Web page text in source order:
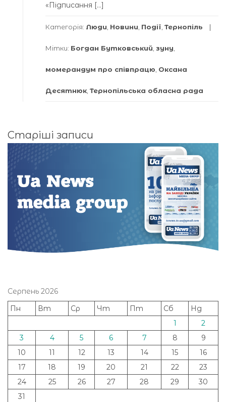
«Підписання […]
Категорія: Люди, Новини, Події, Тернопіль
Мітки: Богдан Бутковський, зуну,
момерандум про співпрацю, Оксана
Десятнюк, Тернопільська обласна рада
Навігація
за
Старіші записи
Серпень 2026
Пн
Вт Ср Чт Пт Сб
Нд
1
2
3
4 5 6 7 8
9
10
11 12 13 14 15
16
17
18 19 20 21 22
23
24
25 26 27 28 29
30
31